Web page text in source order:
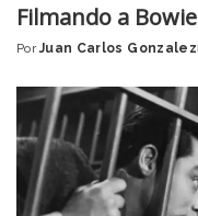
Filmando a Bowie
Posted
Por Juan Carlos Gonzalez